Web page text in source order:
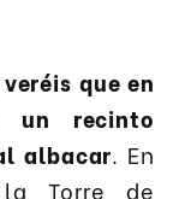
que en
un recinto
albacar. En
Torre de